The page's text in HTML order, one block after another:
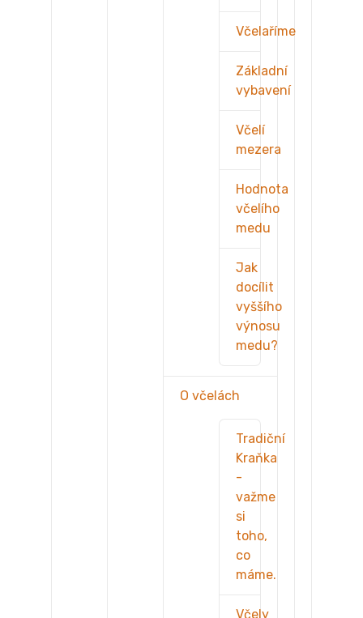
Včelaříme
Základní
vybavení
Včelí
mezera
Hodnota
včelího
medu
Jak
docílit
vyššího
výnosu
medu?
O včelách
Tradiční
Kraňka
-
važme
si
toho,
co
máme.
Včely